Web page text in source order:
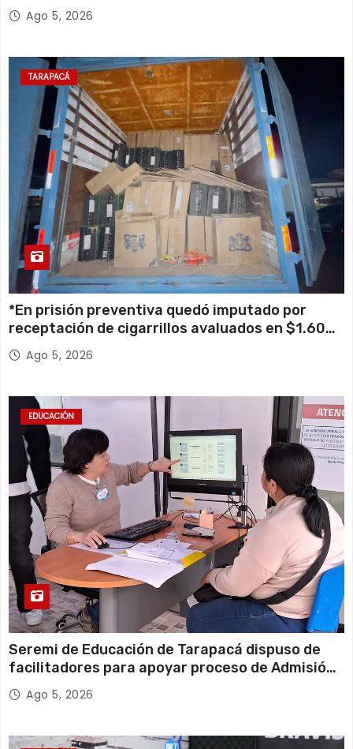
retiro de cables en desuso en Iquique
Ago 5, 2026
TARAPACÁ
*En prisión preventiva quedó imputado por
receptación de cigarrillos avaluados en $1.600
millones*
Ago 5, 2026
EDUCACIÓN
Seremi de Educación de Tarapacá dispuso de
facilitadores para apoyar proceso de Admisión
Escolar 2027
Ago 5, 2026